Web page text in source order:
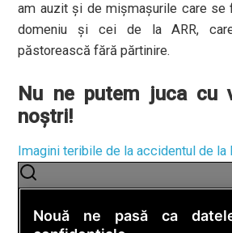
am auzit și de mișmașurile care se
domeniu și cei de la ARR,
păstorească fără părtinire.
Nu ne putem juca cu
noștri!
Imagini teribile de la accidentul de la